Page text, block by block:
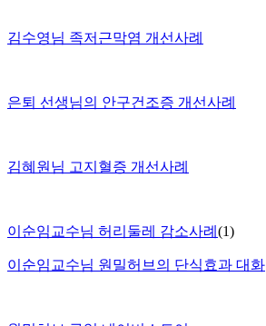
김수영님 족저근막염 개선사례
은퇴 선생님의 안구건조증 개선사례
김혜원님 고지혈증 개선사례
이순임교수님 허리둘레 감소사례 (1)
이순임교수님 원밀허브의 단식효과 대화